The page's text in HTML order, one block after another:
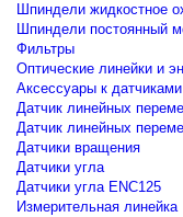
Шпиндели жидкостное
Шпиндели постоянный
Фильтры
Оптические линейки и
Аксессуары к
Датчик линейных
Датчик линейных
Датчики вращения
Датчики угла
Датчики угла ENC125
Измерительная линейка